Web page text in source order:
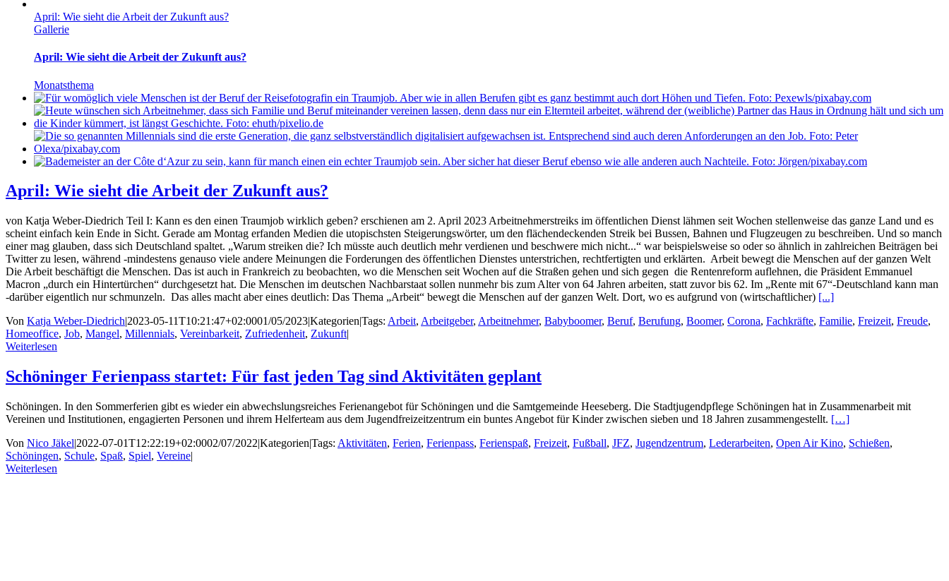
April: Wie sieht die Arbeit der Zukunft aus?
Gallerie
April: Wie sieht die Arbeit der Zukunft aus?
Monatsthema
April: Wie sieht die Arbeit der Zukunft aus?
von Katja Weber-Diedrich Teil I: Kann es den einen Traumjob wirklich geben? erschienen am 2. April 2023 Arbeitnehmerstreiks im öffentlichen Dienst lähmen seit Wochen stellenweise das ganze Land und es
scheint einfach kein Ende in Sicht. Gerade am Montag erfanden Medien die utopischsten Steigerungswörter, um den flächendeckenden Streik bei Bussen, Bahnen und Flugzeugen zu beschreiben. Und so manch
einer mag glauben, dass sich Deutschland spaltet. „Warum streiken die? Ich müsste auch deutlich mehr verdienen und beschwere mich nicht...“ war beispielsweise so oder so ähnlich in zahlreichen Beiträgen bei
Twitter zu lesen, während -mindestens genauso viele andere Meinungen die Forderungen des öffentlichen Dienstes unterstrichen, rechtfertigten und erklärten. Arbeit bewegt die Menschen auf der ganzen Welt
Die Arbeit beschäftigt die Menschen. Das ist auch in Frankreich zu beobachten, wo die Menschen seit Wochen auf die Straßen gehen und sich gegen die Rentenreform auflehnen, die Präsident Emmanuel
Macron „durch ein Hintertürchen“ durchgesetzt hat. Die Menschen im deutschen Nachbarstaat sollen nunmehr bis zum Alter von 64 Jahren arbeiten, statt zuvor bis 62. Im „Rente mit 67“-Deutschland kann man
-darüber eigentlich nur schmunzeln. Das alles macht aber eines deutlich: Das Thema „Arbeit“ bewegt die Menschen auf der ganzen Welt. Dort, wo es aufgrund von (wirtschaftlicher) [...]
Von Katja Weber-Diedrich|2023-05-11T10:21:47+02:0001/05/2023|Kategorien|Tags: Arbeit, Arbeitgeber, Arbeitnehmer, Babyboomer, Beruf, Berufung, Boomer, Corona, Fachkräfte, Familie, Freizeit, Freude,
Homeoffice, Job, Mangel, Millennials, Vereinbarkeit, Zufriedenheit, Zukunft|
Weiterlesen
Schöninger Ferienpass startet: Für fast jeden Tag sind Aktivitäten geplant
Schöningen. In den Sommerferien gibt es wieder ein abwechslungsreiches Ferienangebot für Schöningen und die Samtgemeinde Heeseberg. Die Stadtjugendpflege Schöningen hat in Zusammenarbeit mit
Vereinen und Institutionen, engagierten Personen und ihrem Helferteam aus dem Jugendfreizeitzentrum ein buntes Angebot für Kinder zwischen sieben und 18 Jahren zusammengestellt. […]
Von Nico Jäkel|2022-07-01T12:22:19+02:0002/07/2022|Kategorien|Tags: Aktivitäten, Ferien, Ferienpass, Ferienspaß, Freizeit, Fußball, JFZ, Jugendzentrum, Lederarbeiten, Open Air Kino, Schießen,
Schöningen, Schule, Spaß, Spiel, Vereine|
Weiterlesen